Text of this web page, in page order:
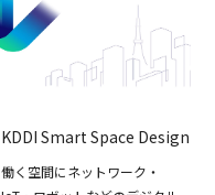
KDDI Smart Space Design
働く空間にネットワーク・